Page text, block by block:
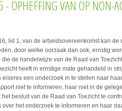
OPHEFFING VAN OP NON-
lid 1, van de arbeidsovereenkomst kan
door welke oorzaak dan ook, ernstig
die de handelwijze van de Raad van
heeft in ernstige mate gehandeld in
eiseres een onderzoek in te stellen naar
niet te informeren, haar niet in de
het besluit van de Raad van Toezicht te
over het onderzoek te informeren en haar